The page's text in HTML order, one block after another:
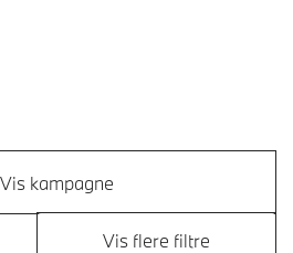
Vis kampagne
Vis flere filtre